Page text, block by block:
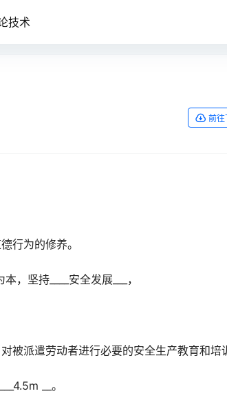
技术
前往
行为的修养。
坚持____安全发展___，
被派遣劳动者进行必要的安全生产教育和培
__。